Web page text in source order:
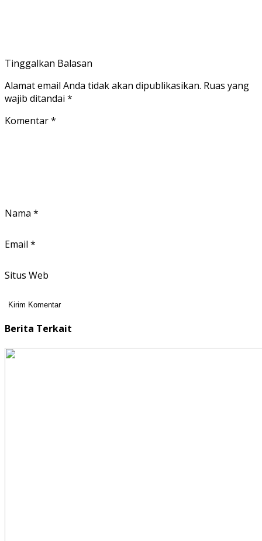
Tinggalkan Balasan
Alamat email Anda tidak akan dipublikasikan. Ruas yang
wajib ditandai *
Komentar*
Nama *
Email *
Situs Web
Berita Terkait